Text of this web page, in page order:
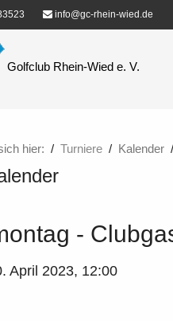
info@gc-rhein-wied.de
Golfclub Rhein-Wied e. V.
hier: Turniere Kalender
-
April 2023, 12:00